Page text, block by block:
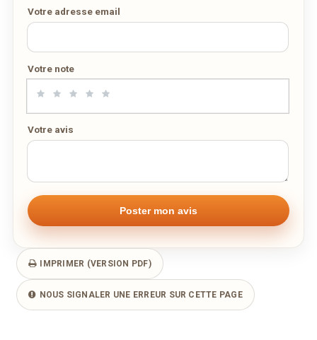
Votre adresse email
Votre note
Votre avis
IMPRIMER (VERSION PDF)
NOUS SIGNALER UNE ERREUR SUR CETTE PAGE